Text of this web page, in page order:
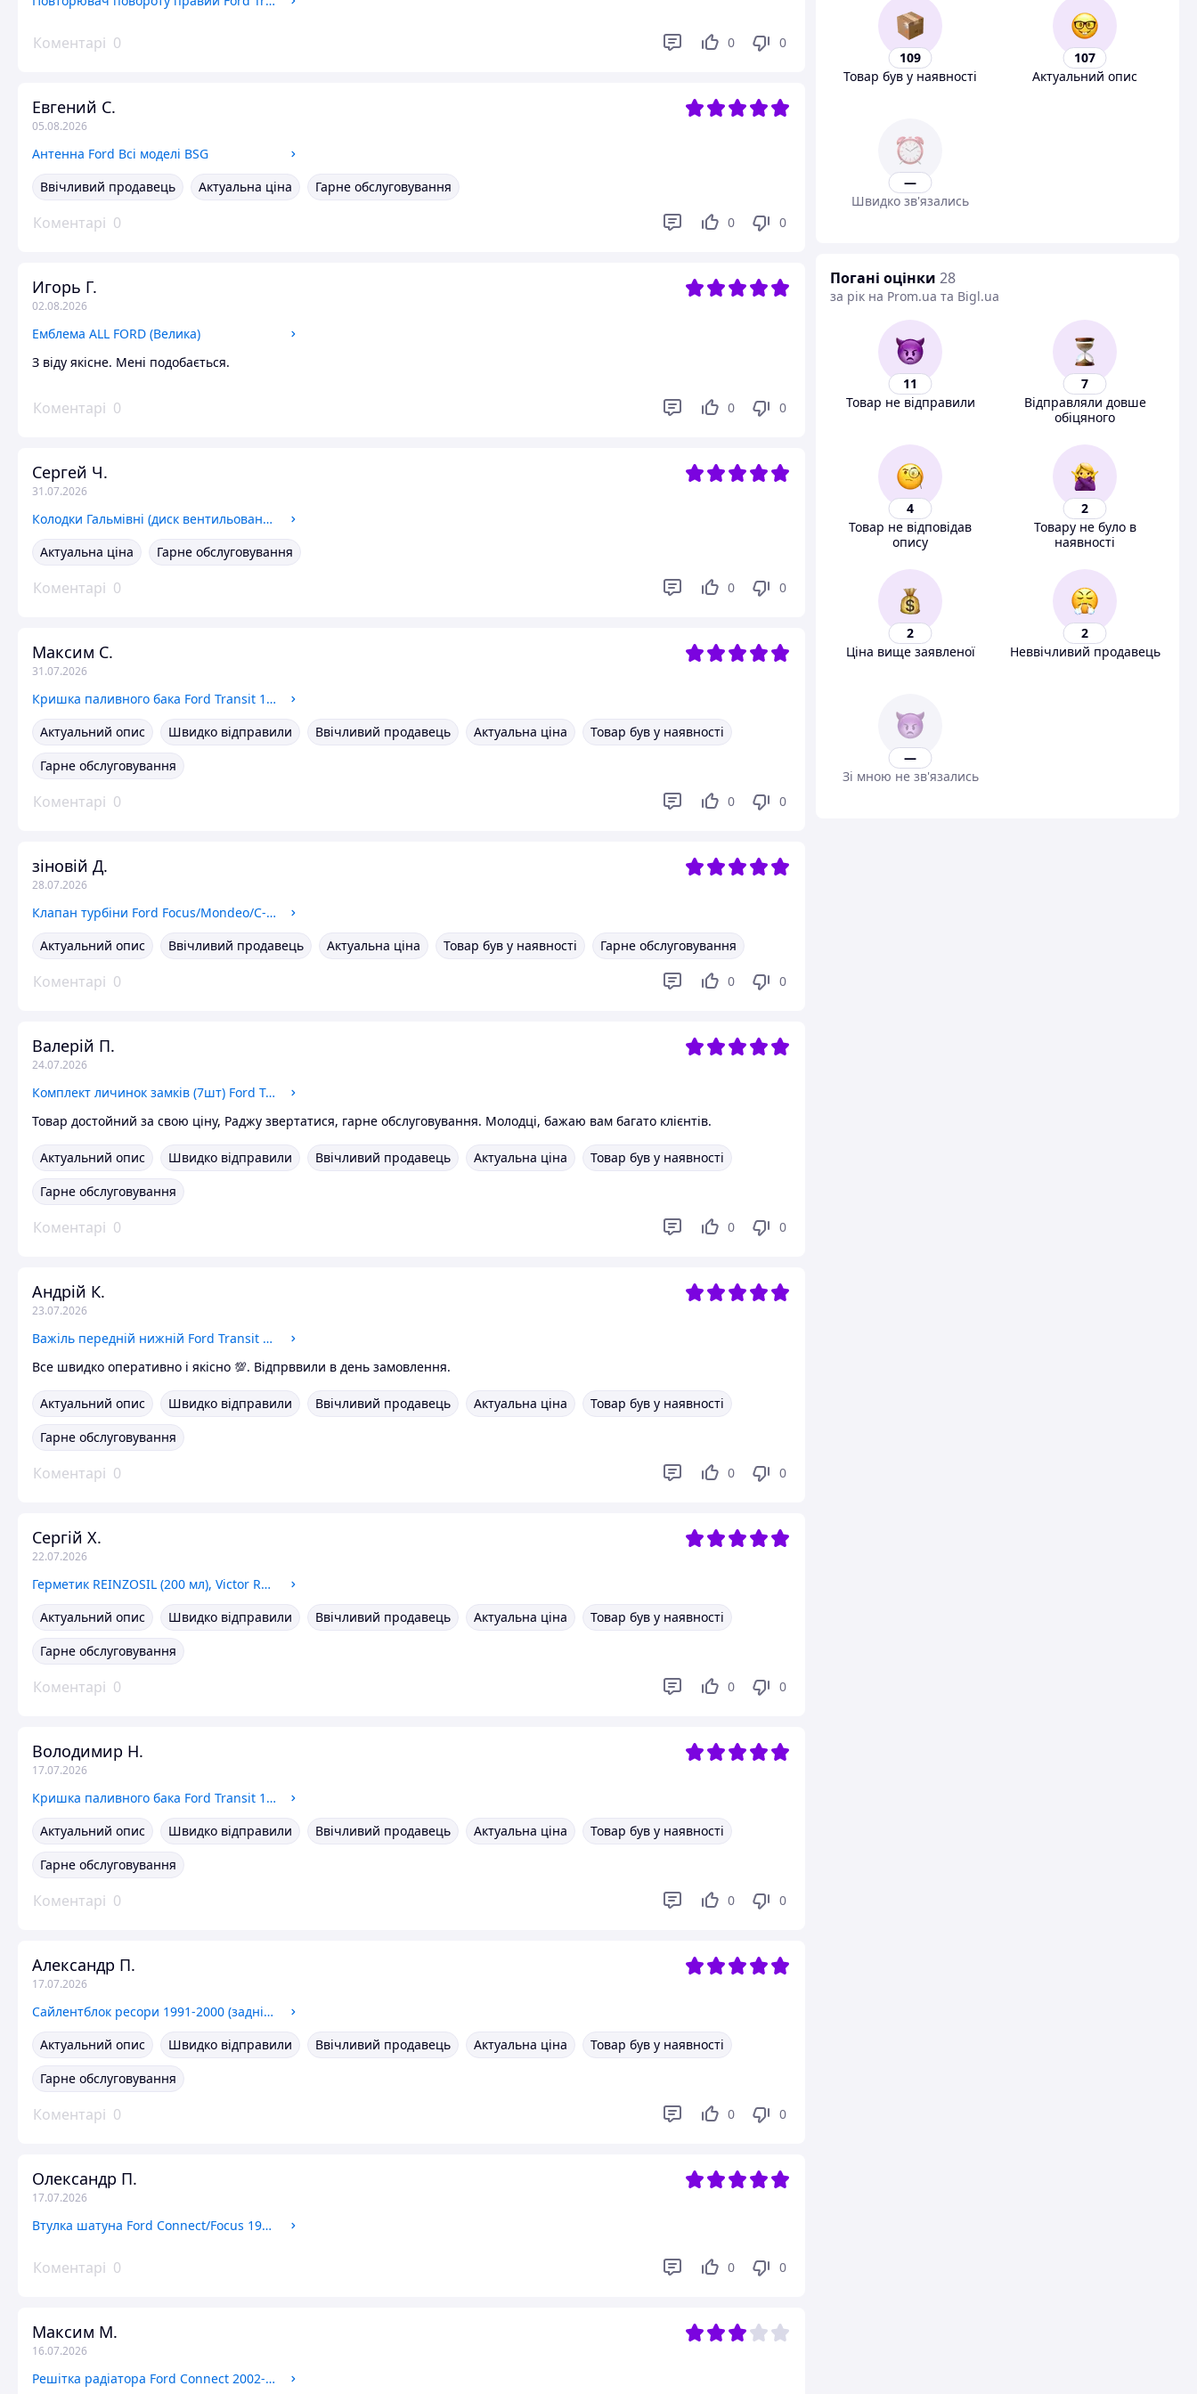
Коментарі 0 0 0
Евгений С.
05.08.2026
Антенна Ford Всі моделі BSG
Ввічливий продавець
Актуальна ціна Гарне обслуговування
Коментарі 0 0 0
Игорь Г.
02.08.2026
Емблема ALL FORD (Велика)
З віду якісне. Мені подобається.
Коментарі 0 0 0
Сергей Ч.
31.07.2026
Колодки Гальмівні (диск вентильований) DAF 400-LDV Convoy
Актуальна ціна
Гарне обслуговування
Коментарі 0 0 0
Максим С.
31.07.2026
Кришка паливного бака Ford Transit 1994-2000 (овальна) BSG
Актуальний опис
Швидко відправили Ввічливий продавець Актуальна ціна
Товар був у наявності
Гарне обслуговування
Коментарі 0 0 0
зіновій Д.
28.07.2026
Клапан турбіни Ford Focus/Mondeo/C-MAX/Kuga/Galaxy 2003- (2.0TDCI) NTY
Актуальний опис
Ввічливий продавець Актуальна ціна Товар був у наявності Гарне обслуговування
Коментарі 0 0 0
Валерій П.
24.07.2026
Комплект личинок замків (7шт) Ford Transit 2000-2006 HMPX
Товар достойний за свою ціну, Раджу звертатися, гарне обслуговування. Молодці, бажаю вам багато клієнтів.
Актуальний опис Швидко відправили Ввічливий продавець Актуальна ціна
Товар був у наявності
Гарне обслуговування
Коментарі 0 0 0
Андрій К.
23.07.2026
Важіль передній нижній Ford Transit 1991-00 Пр-Лв
Все швидко оперативно і якісно 💯. Відпрввили в день замовлення.
Актуальний опис Швидко відправили Ввічливий продавець Актуальна ціна
Товар був у наявності
Гарне обслуговування
Коментарі 0 0 0
Сергій Х.
22.07.2026
Герметик REINZOSIL (200 мл), Victor Reinz, 70-31414-20
Актуальний опис
Швидко відправили Ввічливий продавець Актуальна ціна
Товар був у наявності
Гарне обслуговування
Коментарі 0 0 0
Володимир Н.
17.07.2026
Кришка паливного бака Ford Transit 1994-2000 (овальна) BSG
Актуальний опис
Швидко відправили Ввічливий продавець Актуальна ціна
Товар був у наявності
Гарне обслуговування
Коментарі 0 0 0
Александр П.
17.07.2026
Сайлентблок ресори 1991-2000 (задній) Ford Transit MKS
Актуальний опис
Швидко відправили Ввічливий продавець Актуальна ціна
Товар був у наявності
Гарне обслуговування
Коментарі 0 0 0
Олександр П.
17.07.2026
Втулка шатуна Ford Connect/Focus 1998-2013 (1.8TDCI 4ШТ) FAI AUTOPARTS
Коментарі 0 0 0
Максим М.
16.07.2026
Решітка радіатора Ford Connect 2002-2006 BSG
109
Товар був у наявності
107
Актуальний опис
—
Швидко зв'язались
Погані оцінки 28
за рік на Prom.ua та Bigl.ua
11
Товар не відправили
7
Відправляли довше
обіцяного
4
Товар не відповідав
опису
2
Товару не було в
наявності
2
Ціна вище заявленої
2
Неввічливий продавець
—
Зі мною не зв'язались